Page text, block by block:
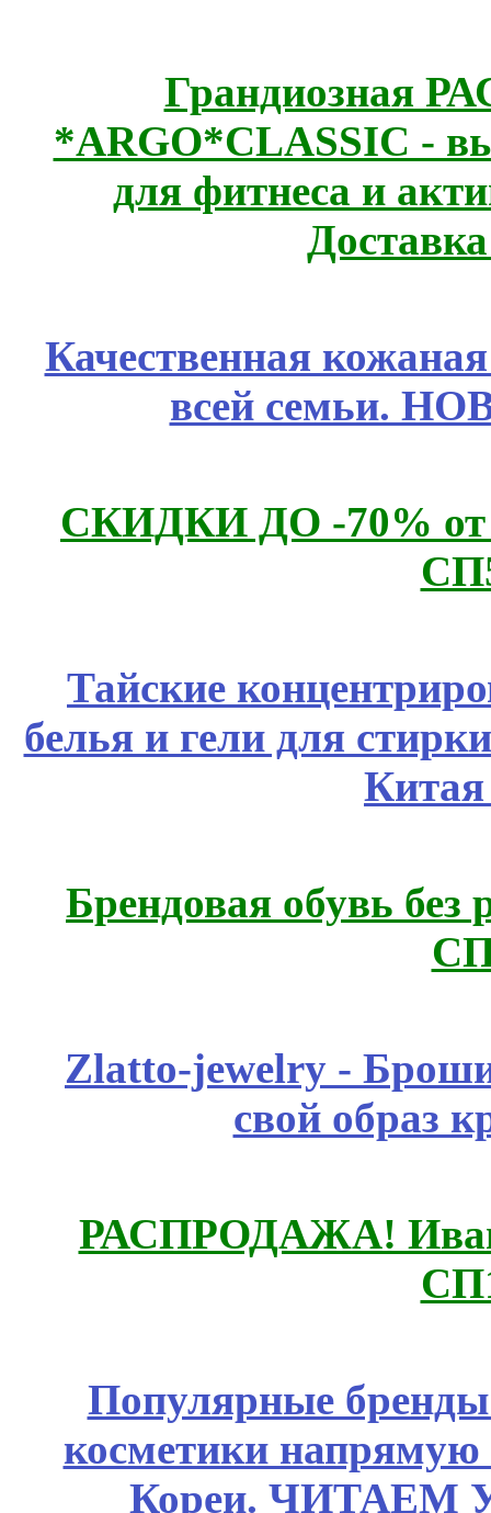
Грандиозная
*ARGO*CLASSIC -
для фитнеса и
Качественная
всей семьи.
СКИДКИ ДО -70%
Тайские
белья и гели для
Брендовая обувь без
Zlatto-jewelry -
свой образ
РАСПРОДАЖА!
Популярные
косметики
Кореи. ЧИТАЕМ